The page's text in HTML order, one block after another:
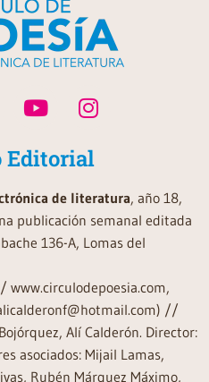
Editorial
de literatura, año 18,
publicación semanal editada
136-A, Lomas del
www.circulodepoesia.com,
//
Alí Calderón. Director:
asociados: Mijail Lamas,
Rubén Márquez Máximo,